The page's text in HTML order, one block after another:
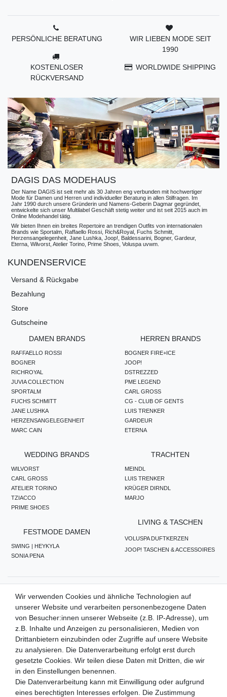
PERSÖNLICHE BERATUNG
KOSTENLOSER
RÜCKVERSAND
WIR LIEBEN MODE SEIT
1990
WORLDWIDE SHIPPING
DAGIS DAS MODEHAUS
Der Name DAGIS ist seit mehr als 30 Jahren eng verbunden mit hochwertiger
Mode für Damen und Herren und individueller Beratung in allen Stilfragen. Im
Jahr 1990 durch unsere Gründerin und Namens-Geberin Dagmar gegründet,
entwickelte sich unser Multilabel Geschäft stetig weiter und ist seit 2015 auch im
Online Modehandel tätig.
Wir bieten Ihnen ein breites Repertoire an trendigen Outfits von internationalen
Brands wie Sportalm, Raffaello Rossi, Rich&Royal, Fuchs Schmitt,
Herzensangelegenheit, Jane Lushka, Joop!, Baldessarini, Bogner, Gardeur,
Eterna, Wilvorst, Atelier Torino, Prime Shoes, Voluspa uvwm.
KUNDENSERVICE
Versand & Rückgabe
Bezahlung
Store
Gutscheine
DAMEN BRANDS
RAFFAELLO ROSSI
BOGNER
RICHROYAL
JUVIA COLLECTION
SPORTALM
FUCHS SCHMITT
JANE LUSHKA
HERZENSANGELEGENHEIT
MARC CAIN
HERREN BRANDS
BOGNER FIRE+ICE
JOOP!
DSTREZZED
PME LEGEND
CARL GROSS
CG - CLUB OF GENTS
LUIS TRENKER
GARDEUR
ETERNA
WEDDING BRANDS
WILVORST
CARL GROSS
ATELIER TORINO
TZIACCO
PRIME SHOES
FESTMODE DAMEN
SWING | HEYKYLA
SONIA PENA
TRACHTEN
MEINDL
LUIS TRENKER
KRÜGER DIRNDL
MARJO
LIVING & TASCHEN
VOLUSPA DUFTKERZEN
JOOP! TASCHEN & ACCESSOIRES
ZAHLUNGSMETHODEN
WIR VERSENDEN MIT
QUALITÄTSVERSPRECHEN
Wir verwenden Cookies und ähnliche Technologien auf
unserer Website und verarbeiten personenbezogene Daten
von Besucher:innen unserer Webseite (z.B. IP-Adresse), um
z.B. Inhalte und Anzeigen zu personalisieren, Medien von
Drittanbietern einzubinden oder Zugriffe auf unsere Website
zu analysieren. Die Datenverarbeitung erfolgt erst durch
gesetzte Cookies. Wir teilen diese Daten mit Dritten, die wir
in den Einstellungen benennen.
Die Datenverarbeitung kann mit Einwilligung oder aufgrund
eines berechtigten Interesses erfolgen. Die Zustimmung